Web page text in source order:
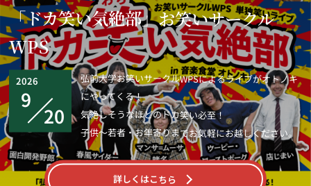
ただし、インラインフレームの使用や画像の直リンクはご遠
慮ください。
「ドカ笑い気絶部」お笑いサークル
WPS
2026
9
20
弘前大学お笑いサークルWPSによるライブがオトノキ
にやってくる！
気絶しそうなほどのドカ笑い必至！
子供～若者・お年寄りまでお気軽にお越しください。
詳しくはこちら